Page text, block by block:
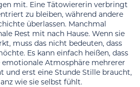
mit. Eine Tätowiererin verbringt
zu bleiben, während andere
überlassen. Manchmal
Rest mit nach Hause. Wenn sie
muss das nicht bedeuten, dass
Es kann einfach heißen, dass
emotionale Atmosphäre mehrerer
und erst eine Stunde Stille braucht,
wie sie selbst fühlt.